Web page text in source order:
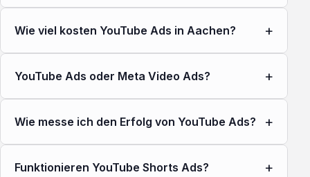
Wie viel kosten YouTube Ads in Aachen? +
YouTube Ads oder Meta Video Ads? +
Wie messe ich den Erfolg von YouTube Ads? +
Funktionieren YouTube Shorts Ads? +